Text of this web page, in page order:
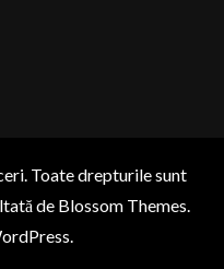
. Toate drepturile sunt
de Blossom Themes.
.